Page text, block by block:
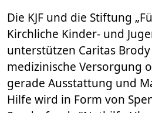
Die KJF und die Stiftung
Kirchliche Kinder- und
unterstützen Caritas
medizinische Versorgung
gerade Ausstattung und
Hilfe wird in Form von